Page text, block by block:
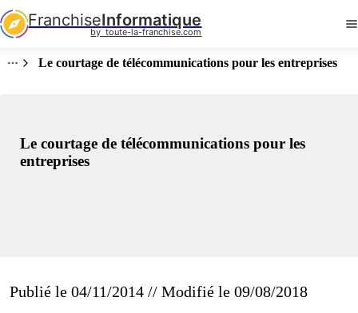
FranchiseInformatique
by  toute-la-franchise.com
Le courtage de télécommunications pour les entreprises
Le courtage de télécommunications pour les
entreprises
Publié le 04/11/2014 // Modifié le 09/08/2018